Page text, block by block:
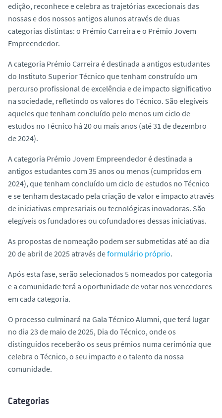
edição, reconhece e celebra as trajetórias excecionais das
nossas e dos nossos antigos alunos através de duas
categorias distintas: o Prémio Carreira e o Prémio Jovem
Empreendedor.
A categoria Prémio Carreira é destinada a antigos estudantes
do Instituto Superior Técnico que tenham construído um
percurso profissional de excelência e de impacto significativo
na sociedade, refletindo os valores do Técnico. São elegíveis
aqueles que tenham concluído pelo menos um ciclo de
estudos no Técnico há 20 ou mais anos (até 31 de dezembro
de 2024).
A categoria Prémio Jovem Empreendedor é destinada a
antigos estudantes com 35 anos ou menos (cumpridos em
2024), que tenham concluído um ciclo de estudos no Técnico
e se tenham destacado pela criação de valor e impacto através
de iniciativas empresariais ou tecnológicas inovadoras. São
elegíveis os fundadores ou cofundadores dessas iniciativas.
As propostas de nomeação podem ser submetidas até ao dia
20 de abril de 2025 através deformulário próprio.
Após esta fase, serão selecionados 5 nomeados por categoria
e a comunidade terá a oportunidade de votar nos vencedores
em cada categoria.
O processo culminará na Gala Técnico Alumni, que terá lugar
no dia 23 de maio de 2025, Dia do Técnico, onde os
distinguidos receberão os seus prémios numa cerimónia que
celebra o Técnico, o seu impacto e o talento da nossa
comunidade.
Categorias